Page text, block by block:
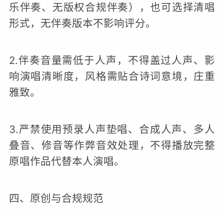
乐伴奏、无版权合规伴奏），也可选择清唱
形式，无伴奏版本不影响评分。
2.伴奏音量需低于人声，不得盖过人声、影
响演唱清晰度，风格需贴合诗词意境，庄重
雅致。
3.严禁使用预录人声垫唱、合成人声、多人
叠音、修音等作弊音效处理，不得播放完整
原唱作品代替本人演唱。
四、原创与合规规范